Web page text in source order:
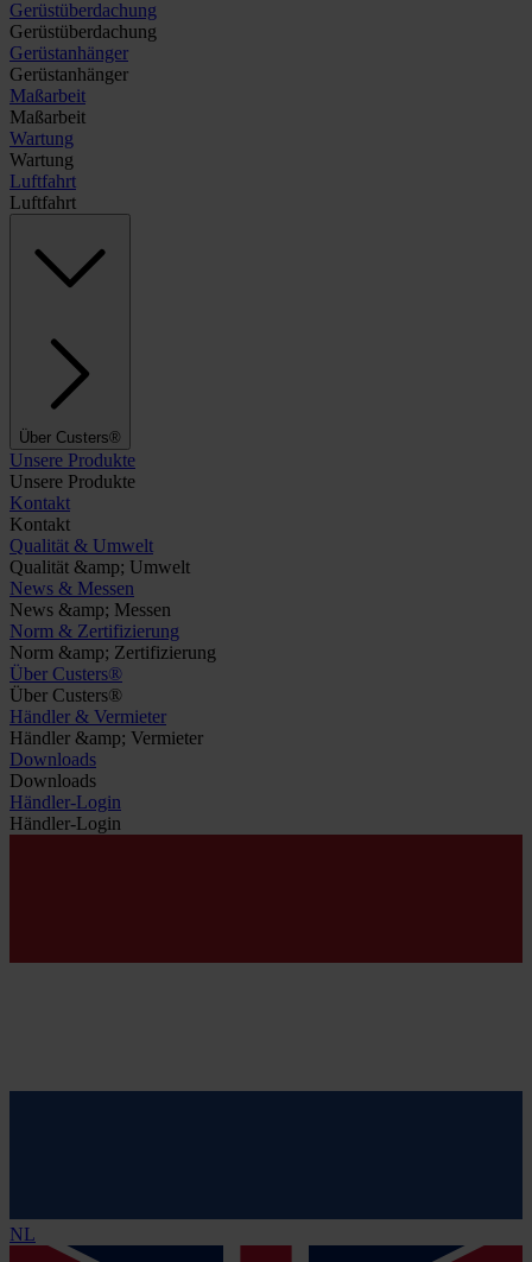
Gerüstüberdachung
Gerüstüberdachung
Gerüstanhänger
Gerüstanhänger
Maßarbeit
Maßarbeit
Wartung
Wartung
Luftfahrt
Luftfahrt
Über Custers®
Unsere Produkte
Unsere Produkte
Kontakt
Kontakt
Qualität & Umwelt
Qualität &amp; Umwelt
News & Messen
News &amp; Messen
Norm & Zertifizierung
Norm &amp; Zertifizierung
Über Custers®
Über Custers®
Händler & Vermieter
Händler &amp; Vermieter
Downloads
Downloads
Händler-Login
Händler-Login
NL